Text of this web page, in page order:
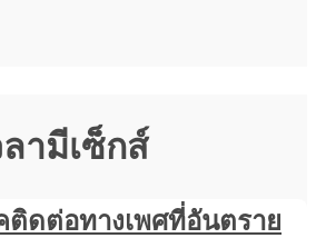
ามีเซ็กส์
ติดต่อทางเพศที่อันตราย